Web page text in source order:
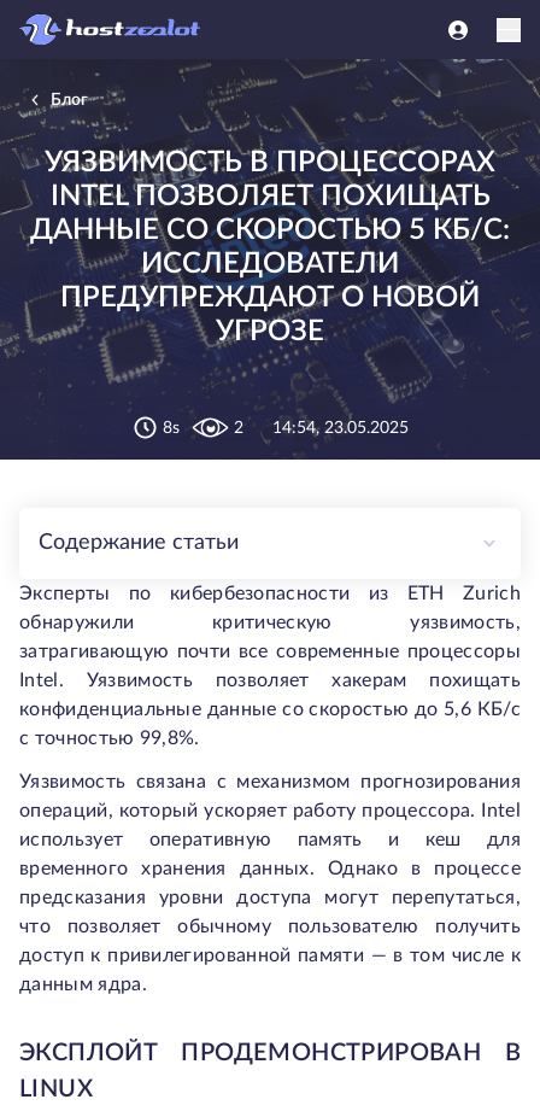
Блог
УЯЗВИМОСТЬ В ПРОЦЕССОРАХ
INTEL ПОЗВОЛЯЕТ ПОХИЩАТЬ
ДАННЫЕ СО СКОРОСТЬЮ 5 КБ/С:
ИССЛЕДОВАТЕЛИ
ПРЕДУПРЕЖДАЮТ О НОВОЙ
УГРОЗЕ
8s 2 14:54, 23.05.2025
Содержание статьи
Эксперты по кибербезопасности из ETH Zurich
обнаружили критическую уязвимость,
затрагивающую почти все современные процессоры
Intel. Уязвимость позволяет хакерам похищать
конфиденциальные данные со скоростью до 5,6 КБ/с
с точностью 99,8%.
Уязвимость связана с механизмом прогнозирования
операций, который ускоряет работу процессора. Intel
использует оперативную память и кеш для
временного хранения данных. Однако в процессе
предсказания уровни доступа могут перепутаться,
что позволяет обычному пользователю получить
доступ к привилегированной памяти — в том числе к
данным ядра.
ЭКСПЛОЙТ ПРОДЕМОНСТРИРОВАН В
LINUX